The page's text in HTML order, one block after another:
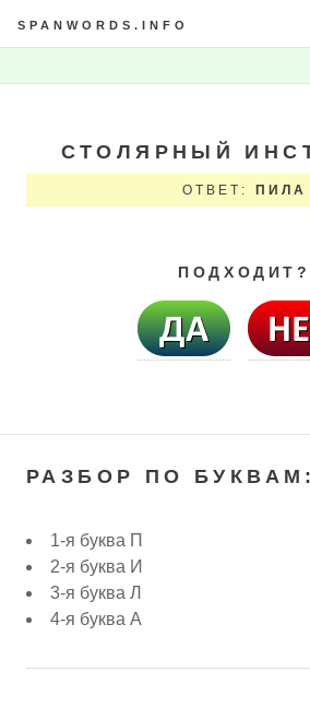
SPANWORDS.INFO
СТОЛЯРНЫЙ
ОТВЕТ: ПИЛА
ПОДХОДИТ?
РАЗБОР ПО БУКВАМ:
1-я буква П
2-я буква И
3-я буква Л
4-я буква А